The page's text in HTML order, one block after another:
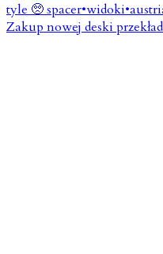
Zakup nowej deski